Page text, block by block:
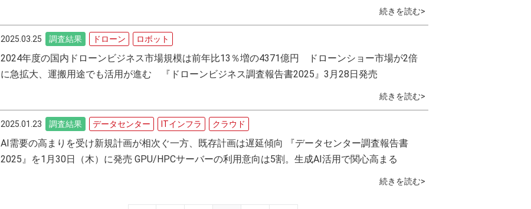
続きを読む>
2025.03.25 調査結果 ドローン ロボット
2024年度の国内ドローンビジネス市場規模は前年比13％増の4371億円 ドローンショー市場が2倍
に急拡大、運搬用途でも活用が進む 『ドローンビジネス調査報告書2025』3月28日発売
続きを読む>
2025.01.23 調査結果 データセンター ITインフラ クラウド
AI需要の高まりを受け新規計画が相次ぐ一方、既存計画は遅延傾向 『データセンター調査報告書
2025』を1月30日（木）に発売 GPU/HPCサーバーの利用意向は5割。生成AI活用で関心高まる
続きを読む>